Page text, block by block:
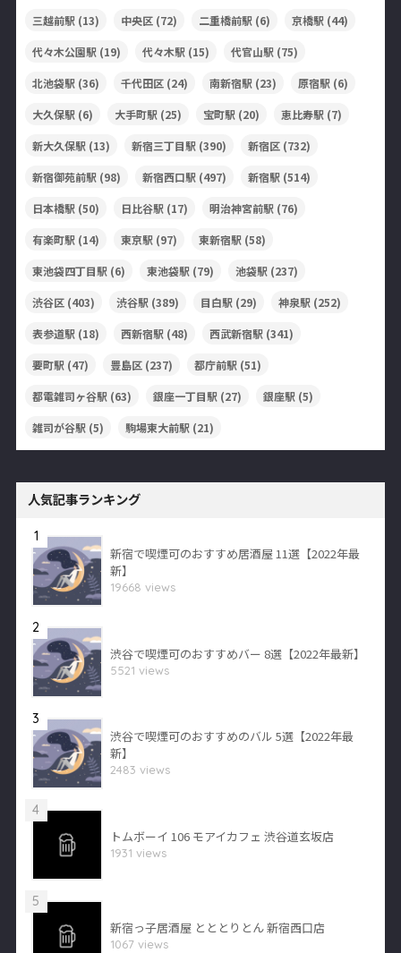
三越前駅 (13) 中央区(72) 二重橋前駅 (6) 京橋駅 (44)
代々木公園駅 (19) 代々木駅 (15) 代官山駅 (75)
北池袋駅 (36) 千代田区(24) 南新宿駅 (23) 原宿駅 (6)
大久保駅 (6) 大手町駅 (25) 宝町駅 (20) 恵比寿駅 (7)
新大久保駅 (13) 新宿三丁目駅 (390) 新宿区(732)
新宿御苑前駅 (98) 新宿西口駅 (497) 新宿駅 (514)
日本橋駅 (50) 日比谷駅 (17) 明治神宮前駅 (76)
有楽町駅 (14) 東京駅 (97) 東新宿駅 (58)
東池袋四丁目駅 (6) 東池袋駅 (79) 池袋駅 (237)
渋谷区(403) 渋谷駅 (389) 目白駅 (29) 神泉駅 (252)
表参道駅 (18) 西新宿駅 (48) 西武新宿駅 (341)
要町駅 (47) 豊島区(237) 都庁前駅 (51)
都電雑司ヶ谷駅 (63) 銀座一丁目駅 (27) 銀座駅 (5)
雑司が谷駅 (5) 駒場東大前駅 (21)
人気記事ランキング
1
新宿で喫煙可のおすすめ居酒屋 11選【2022年最
新】
19668 views
2
渋谷で喫煙可のおすすめバー 8選【2022年最新】
5521 views
3
渋谷で喫煙可のおすすめのバル 5選【2022年最
新】
2483 views
4
トムボーイ 106 モアイカフェ 渋谷道玄坂店
1931 views
5
新宿っ子居酒屋 とととりとん 新宿西口店
1067 views